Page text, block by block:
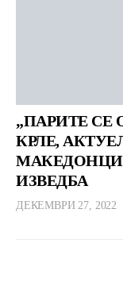
„ПАРИТЕ СЕ
КРЛЕ,
ИЗВЕДБА
ДЕКЕМВРИ 27, 2022